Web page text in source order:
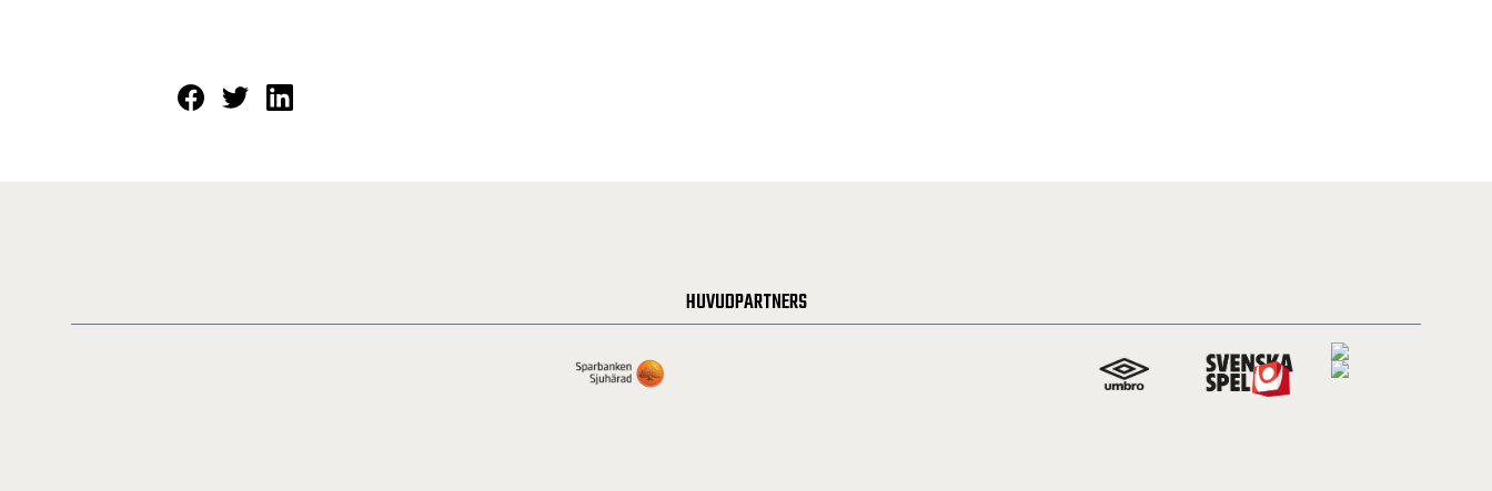
HUVUDPARTNERS